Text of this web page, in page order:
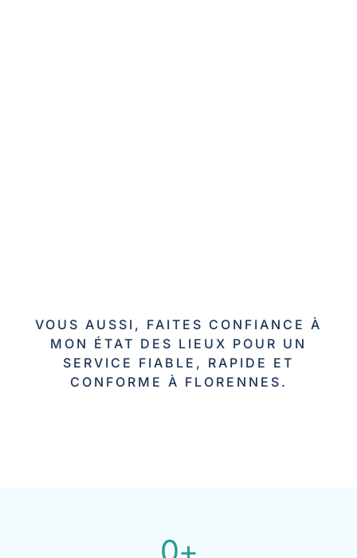
VOUS AUSSI, FAITES CONFIANCE À
MON ÉTAT DES LIEUX POUR UN
SERVICE FIABLE, RAPIDE ET
CONFORME À FLORENNES.